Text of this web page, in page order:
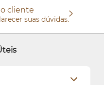
cliente
suas dúvidas.